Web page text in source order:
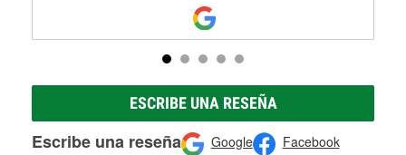
ESCRIBE UNA RESEÑA
Escribe una reseña Google Facebook